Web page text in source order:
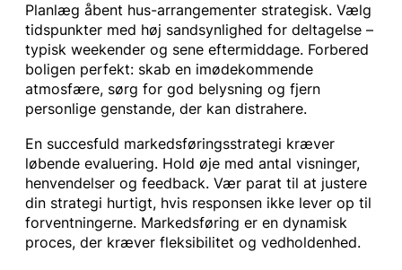
Planlæg åbent hus-arrangementer strategisk. Vælg
tidspunkter med høj sandsynlighed for deltagelse –
typisk weekender og sene eftermiddage. Forbered
boligen perfekt: skab en imødekommende
atmosfære, sørg for god belysning og fjern
personlige genstande, der kan distrahere.
En succesfuld markedsføringsstrategi kræver
løbende evaluering. Hold øje med antal visninger,
henvendelser og feedback. Vær parat til at justere
din strategi hurtigt, hvis responsen ikke lever op til
forventningerne. Markedsføring er en dynamisk
proces, der kræver fleksibilitet og vedholdenhed.